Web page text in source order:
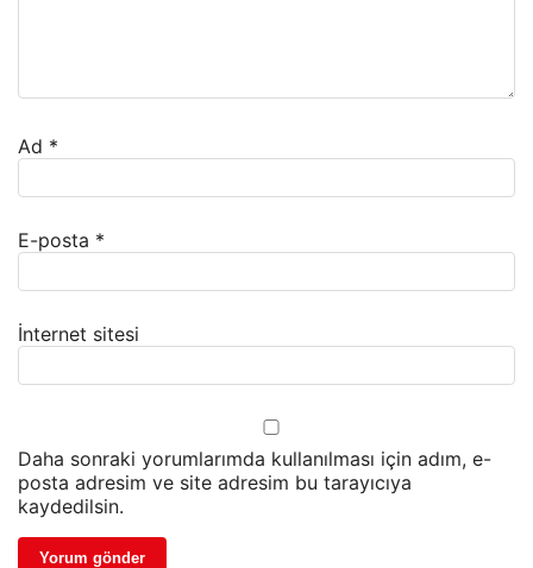
Ad *
E-posta *
İnternet sitesi
Daha sonraki yorumlarımda kullanılması için adım, e-
posta adresim ve site adresim bu tarayıcıya
kaydedilsin.